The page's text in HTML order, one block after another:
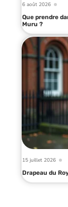
6 août 2026
Que prendre
Muru ?
15 juillet 2026
Drapeau du